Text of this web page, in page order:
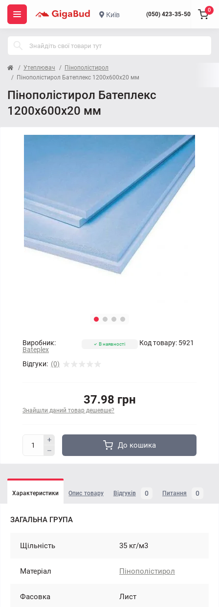
Київ (050) 423-35-50
0
Утеплювач
Пінополістирол
Пінополістирол Батеплекс 1200x600x20 мм
Пінополістирол Батеплекс
1200x600x20 мм
Виробник:
Bateplex
Код товару: 5921
Відгуки: (0)
В наявності
37.98 грн
Знайшли даний товар дешевше?
До кошика
Характеристики Опис товару Відгуків 0 Питання 0
ЗАГАЛЬНА ГРУПА
Щільність 35 кг/м3
Матеріал Пінополістирол
Фасовка Лист